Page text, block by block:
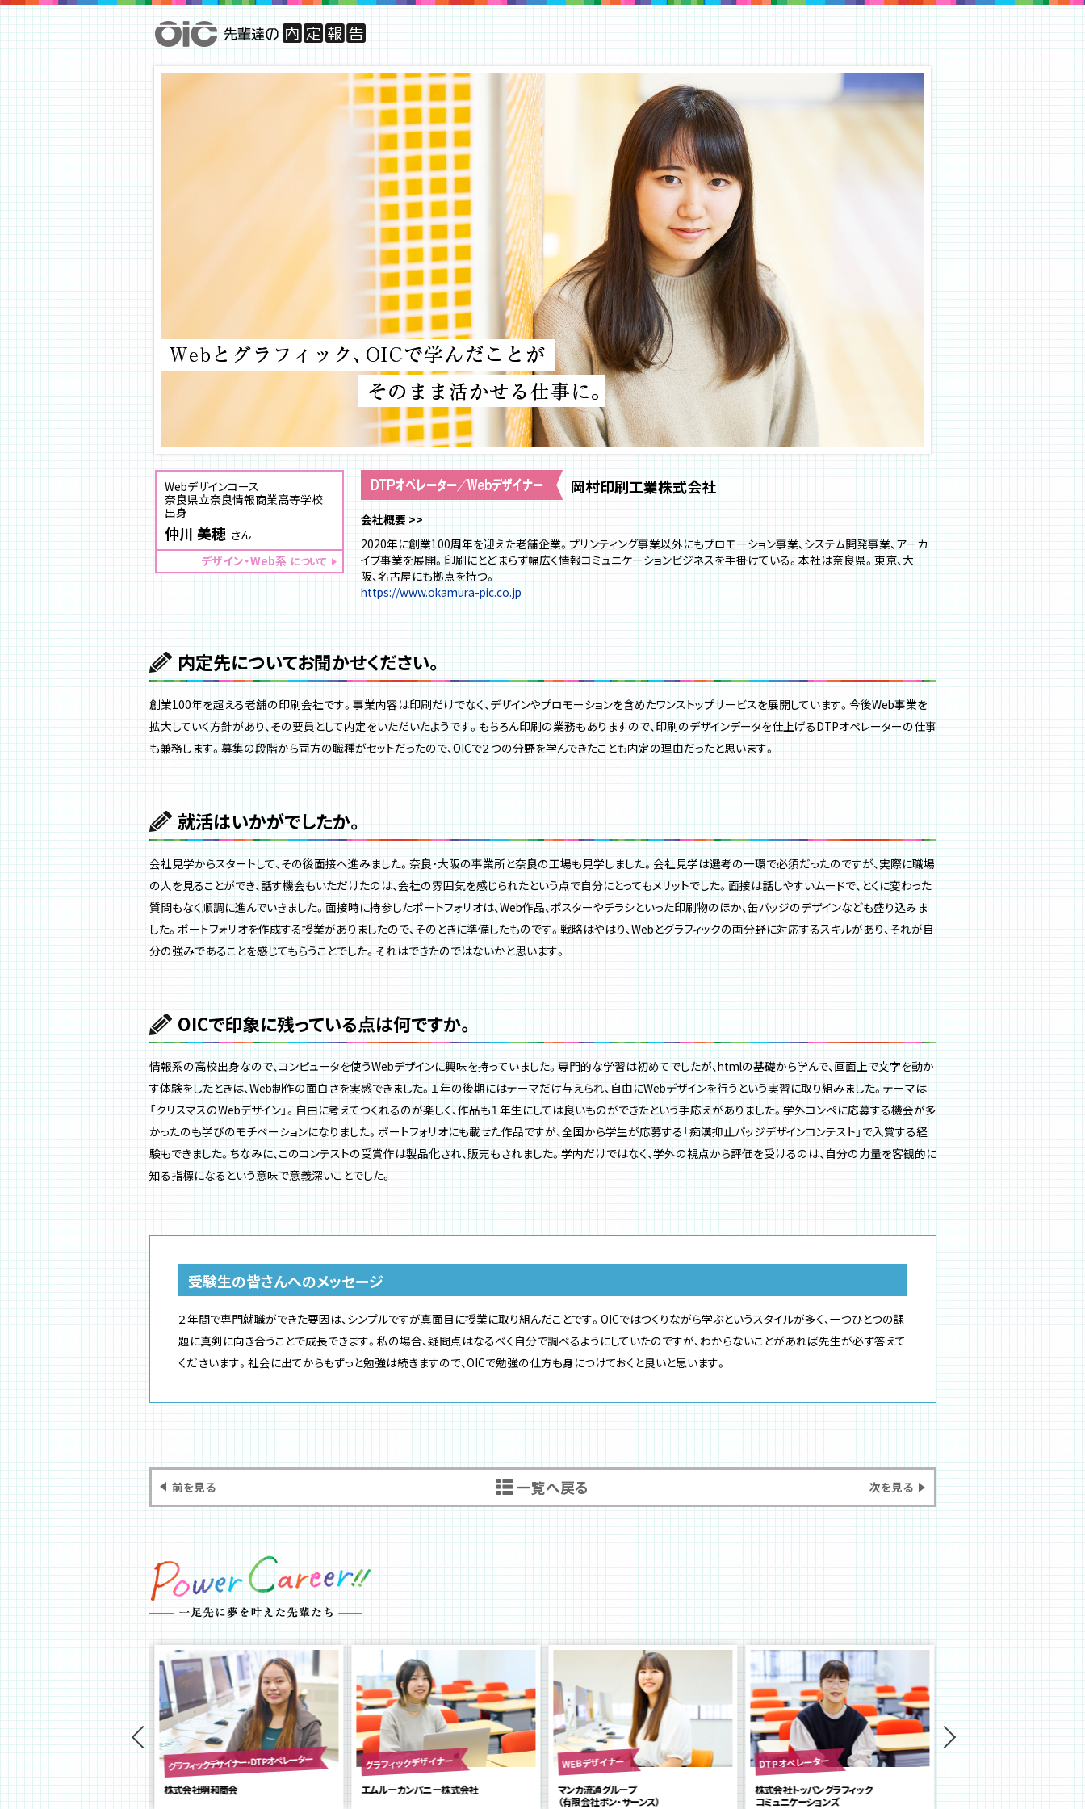
Webデザインコース
奈良県立奈良情報商業高等学校
出身
仲川 美穂 さん
デザイン・Web系 について
岡村印刷工業株式会社
会社概要
2020年に創業100周年を迎えた老舗企業。プリンティング事業以外にもプロモーション事業、システム開発事業、アーカ
イブ事業を展開。印刷にとどまらず幅広く情報コミュニケーションビジネスを手掛けている。本社は奈良県。東京、大
阪、名古屋にも拠点を持つ。
https://www.okamura-pic.co.jp
内定先についてお聞かせください。
創業100年を超える老舗の印刷会社です。事業内容は印刷だけでなく、デザインやプロモーションを含めたワンストップサービスを展開しています。今後Web事業を
拡大していく方針があり、その要員として内定をいただいたようです。もちろん印刷の業務もありますので、印刷のデザインデータを仕上げるDTPオペレーターの仕事
も兼務します。募集の段階から両方の職種がセットだったので、OICで２つの分野を学んできたことも内定の理由だったと思います。
就活はいかがでしたか。
会社見学からスタートして、その後面接へ進みました。奈良・大阪の事業所と奈良の工場も見学しました。会社見学は選考の一環で必須だったのですが、実際に職場
の人を見ることができ、話す機会もいただけたのは、会社の雰囲気を感じられたという点で自分にとってもメリットでした。面接は話しやすいムードで、とくに変わった
質問もなく順調に進んでいきました。面接時に持参したポートフォリオは、Web作品、ポスターやチラシといった印刷物のほか、缶バッジのデザインなども盛り込みま
した。ポートフォリオを作成する授業がありましたので、そのときに準備したものです。戦略はやはり、Webとグラフィックの両分野に対応するスキルがあり、それが自
分の強みであることを感じてもらうことでした。それはできたのではないかと思います。
OICで印象に残っている点は何ですか。
情報系の高校出身なので、コンピュータを使うWebデザインに興味を持っていました。専門的な学習は初めてでしたが、htmlの基礎から学んで、画面上で文字を動か
す体験をしたときは、Web制作の面白さを実感できました。１年の後期にはテーマだけ与えられ、自由にWebデザインを行うという実習に取り組みました。テーマは
「クリスマスのWebデザイン」。自由に考えてつくれるのが楽しく、作品も１年生にしては良いものができたという手応えがありました。学外コンペに応募する機会が多
かったのも学びのモチベーションになりました。ポートフォリオにも載せた作品ですが、全国から学生が応募する「痴漢抑止バッジデザインコンテスト」で入賞する経
験もできました。ちなみに、このコンテストの受賞作は製品化され、販売もされました。学内だけではなく、学外の視点から評価を受けるのは、自分の力量を客観的に
知る指標になるという意味で意義深いことでした。
受験生の皆さんへのメッセージ
２年間で専門就職ができた要因は、シンプルですが真面目に授業に取り組んだことです。OICではつくりながら学ぶというスタイルが多く、一つひとつの課
題に真剣に向き合うことで成長できます。私の場合、疑問点はなるべく自分で調べるようにしていたのですが、わからないことがあれば先生が必ず答えて
くださいます。社会に出てからもずっと勉強は続きますので、OICで勉強の仕方も身につけておくと良いと思います。
前を見る 一覧へ戻る 次を見る
イナー
ックスラボ
グラフィックデザイナー・DTPオペレーター
株式会社明和商会
グラフィックデザイナー
エムルーカンパニー株式会社
WEBデザイナー
マンカ流通グループ
（有限会社ボン・サーンス）
DTPオペレーター
株式会社トッパングラフィック
コミュニケーションズ
Webデザイナー
リタワークス株式会社